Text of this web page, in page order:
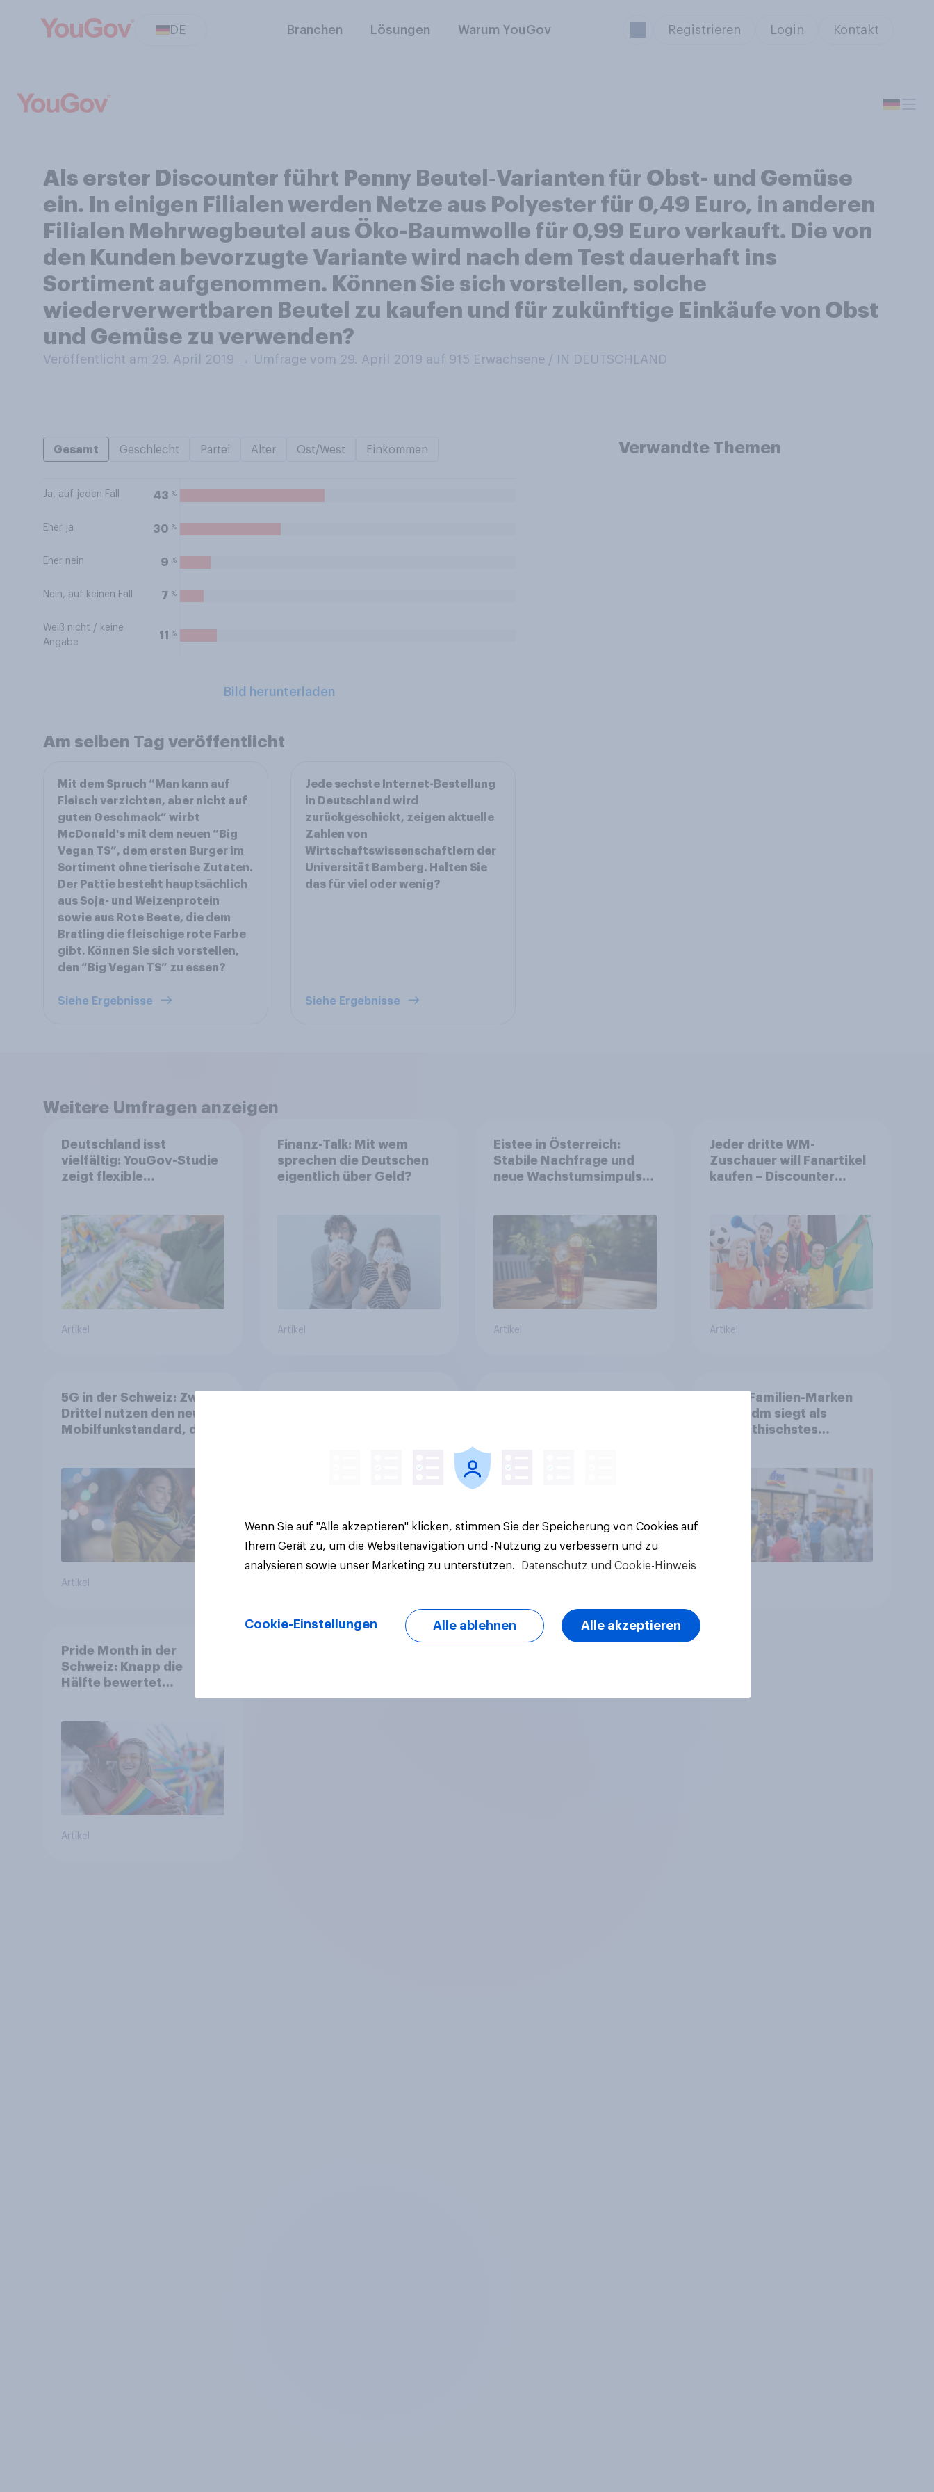
DE Branchen Lösungen Warum YouGov Registrieren Login Kontakt
Als erster Discounter führt Penny Beutel‑Varianten für Obst- und Gemüse
ein. In einigen Filialen werden Netze aus Polyester für 0,49 Euro, in anderen
Filialen Mehrwegbeutel aus Öko-Baumwolle für 0,99 Euro verkauft. Die von
den Kunden bevorzugte Variante wird nach dem Test dauerhaft ins
Sortiment aufgenommen. Können Sie sich vorstellen, solche
wiederverwertbaren Beutel zu kaufen und für zukünftige Einkäufe von Obst
und Gemüse zu verwenden?
Veröffentlicht am 29. April 2019 → Umfrage vom 29. April 2019 auf 915 Erwachsene / IN DEUTSCHLAND
Gesamt Geschlecht Partei Alter Ost/West Einkommen
Ja, auf jeden Fall 43 %
Eher ja 30 %
Eher nein 9 %
Nein, auf keinen Fall 7 %
Weiß nicht / keine
Angabe
11 %
Bild herunterladen
Verwandte Themen
Am selben Tag veröffentlicht
Mit dem Spruch “Man kann auf
Fleisch verzichten, aber nicht auf
guten Geschmack” wirbt
McDonald's mit dem neuen “Big
Vegan TS”, dem ersten Burger im
Sortiment ohne tierische Zutaten.
Der Pattie besteht hauptsächlich
aus Soja- und Weizenprotein
sowie aus Rote Beete, die dem
Bratling die fleischige rote Farbe
gibt. Können Sie sich vorstellen,
den “Big Vegan TS” zu essen?
Siehe Ergebnisse
Jede sechste Internet-Bestellung
in Deutschland wird
zurückgeschickt, zeigen aktuelle
Zahlen von
Wirtschaftswissenschaftlern der
Universität Bamberg. Halten Sie
das für viel oder wenig?
Siehe Ergebnisse
Weitere Umfragen anzeigen
Deutschland isst
vielfältig: YouGov-Studie
zeigt flexible
Artikel
Finanz-Talk: Mit wem
sprechen die Deutschen
eigentlich über Geld?
Artikel
Eistee in Österreich:
Stabile Nachfrage und
neue Wachstumsimpulse
Artikel
Jeder dritte WM-
Zuschauer will Fanartikel
kaufen – Discounter
Artikel
5G in der Schweiz: Zwei
Drittel nutzen den neuen
Mobilfunkstandard, doch
Artikel
Beste Familien-Marken
2026: dm siegt als
sympathischstes
Pride Month in der
Schweiz: Knapp die
Hälfte bewertet
bleibt umstritten
Artikel
Wenn Sie auf "Alle akzeptieren" klicken, stimmen Sie der Speicherung von Cookies auf
Ihrem Gerät zu, um die Websitenavigation und -Nutzung zu verbessern und zu
analysieren sowie unser Marketing zu unterstützen.
Datenschutz und Cookie-Hinweis
Cookie-Einstellungen Alle ablehnen Alle akzeptieren